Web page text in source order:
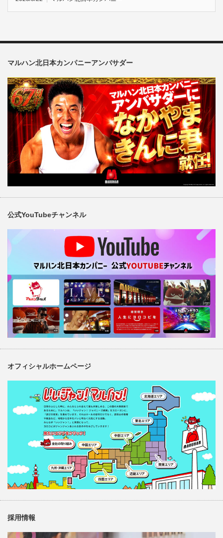
マルハン北日本カンパニーアンバサダー
公式YouTubeチャンネル
オフィシャルホームページ
採用情報